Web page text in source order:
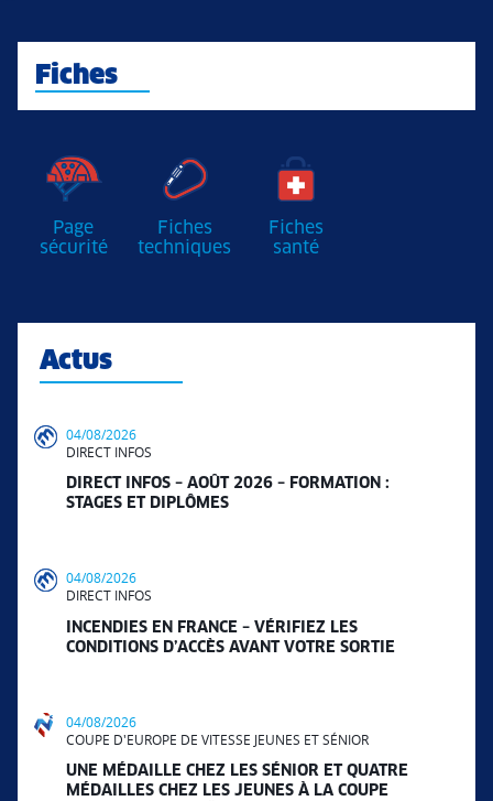
Fiches
Page
sécurité
Fiches
techniques
Fiches
santé
Actus
04/08/2026
DIRECT INFOS
DIRECT INFOS – AOÛT 2026 – FORMATION :
STAGES ET DIPLÔMES
04/08/2026
DIRECT INFOS
INCENDIES EN FRANCE – VÉRIFIEZ LES
CONDITIONS D’ACCÈS AVANT VOTRE SORTIE
04/08/2026
COUPE D'EUROPE DE VITESSE JEUNES ET SÉNIOR
UNE MÉDAILLE CHEZ LES SÉNIOR ET QUATRE
MÉDAILLES CHEZ LES JEUNES À LA COUPE